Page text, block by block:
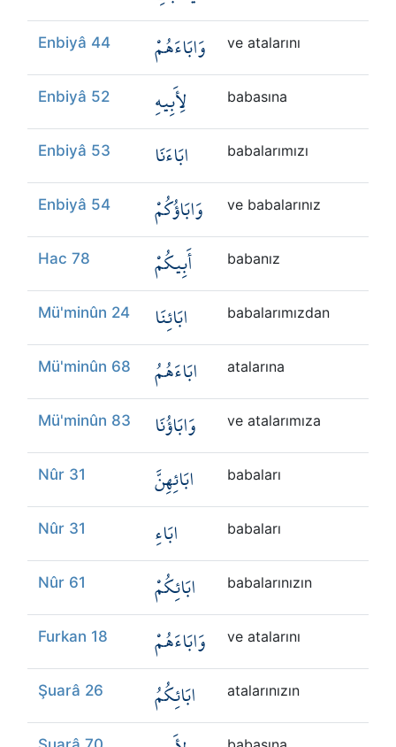
Enbiyâ 44 وَابَاءَهُمْ ve atalarını
Enbiyâ 52 لِأَبِيهِ babasına
Enbiyâ 53 ابَاءَنَا babalarımızı
Enbiyâ 54 وَابَاؤُكُمْ ve babalarınız
Hac 78 أَبِيكُمْ babanız
Mü'minûn 24 ابَائِنَا babalarımızdan
Mü'minûn 68 ابَاءَهُمُ atalarına
Mü'minûn 83 وَابَاؤُنَا ve atalarımıza
Nûr 31 ابَائِهِنَّ babaları
Nûr 31 ابَاءِ babaları
Nûr 61 ابَائِكُمْ babalarınızın
Furkan 18 وَابَاءَهُمْ ve atalarını
Şuarâ 26 ابَائِكُمُ atalarınızın